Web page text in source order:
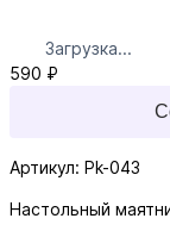
Загрузка...
590 ₽
Артикул: Pk-043
Настольный